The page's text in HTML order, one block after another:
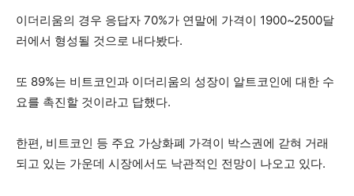
이더리움의 경우 응답자 70%가 연말에 가격이 1900~2500달
러에서 형성될 것으로 내다봤다.
또 89%는 비트코인과 이더리움의 성장이 알트코인에 대한 수
요를 촉진할 것이라고 답했다.
한편, 비트코인 등 주요 가상화폐 가격이 박스권에 갇혀 거래
되고 있는 가운데 시장에서도 낙관적인 전망이 나오고 있다.